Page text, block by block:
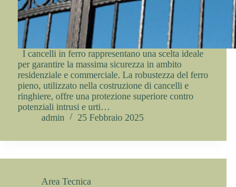
I cancelli in ferro rappresentano una scelta ideale
per garantire la massima sicurezza in ambito
residenziale e commerciale. La robustezza del ferro
pieno, utilizzato nella costruzione di cancelli e
ringhiere, offre una protezione superiore contro
potenziali intrusi e urti…
admin
25 Febbraio 2025
Area Tecnica